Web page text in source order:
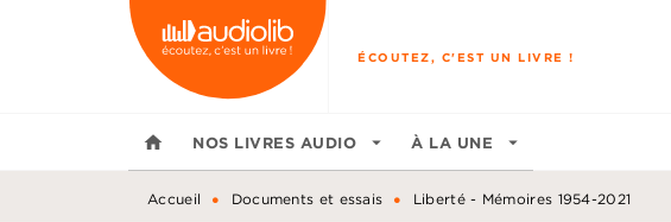
MENU RECHERCHE
ÉCOUTEZ, C'EST UN LIVRE !
home NOS LIVRES AUDIO arrow_drop_down À LA UNE arrow_drop_down
Accueil • Documents et essais • Liberté - Mémoires 1954-2021